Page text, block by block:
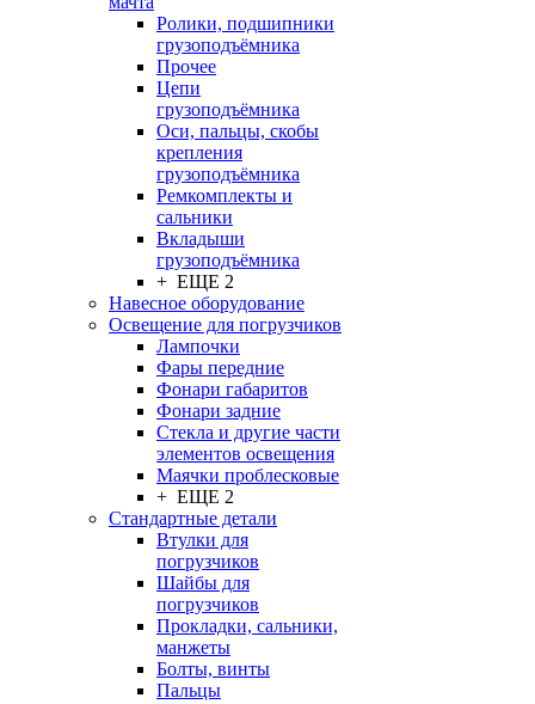
Ролики, подшипники
грузоподъёмника
Прочее
Цепи
грузоподъёмника
Оси, пальцы, скобы
крепления
грузоподъёмника
Ремкомплекты и
сальники
Вкладыши
грузоподъёмника
+ ЕЩЕ 2
Навесное оборудование
Освещение для погрузчиков
Лампочки
Фары передние
Фонари габаритов
Фонари задние
Стекла и другие части
элементов освещения
Маячки проблесковые
+ ЕЩЕ 2
Стандартные детали
Втулки для
погрузчиков
Шайбы для
погрузчиков
Прокладки, сальники,
манжеты
Болты, винты
Пальцы